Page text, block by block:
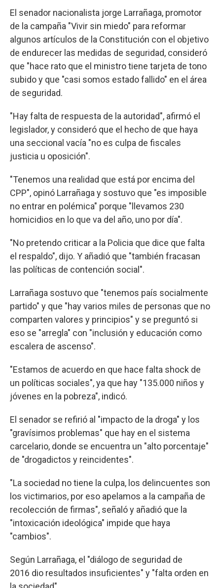
El senador nacionalista jorge Larrañaga, promotor
de la campaña "Vivir sin miedo" para reformar
algunos artículos de la Constitución con el objetivo
de endurecer las medidas de seguridad, consideró
que "hace rato que el ministro tiene tarjeta de tono
subido y que "casi somos estado fallido" en el área
de seguridad.
"Hay falta de respuesta de la autoridad", afirmó el
legislador, y consideró que el hecho de que haya
una seccional vacía "no es culpa de fiscales
justicia u oposición".
"Tenemos una realidad que está por encima del
CPP", opinó Larrañaga y sostuvo que "es imposible
no entrar en polémica" porque "llevamos 230
homicidios en lo que va del año, uno por día".
"No pretendo criticar a la Policia que dice que falta
el respaldo", dijo. Y añadió que "también fracasan
las políticas de contención social".
Larrañaga sostuvo que "tenemos país socialmente
partido" y que "hay varios miles de personas que no
comparten valores y principios" y se preguntó si
eso se "arregla" con "inclusión y educación como
escalera de ascenso".
"Estamos de acuerdo en que hace falta shock de
un políticas sociales", ya que hay "135.000 niños y
jóvenes en la pobreza", indicó.
El senador se refirió al "impacto de la droga" y los
"gravísimos problemas" que hay en el sistema
carcelario, donde se encuentra un "alto porcentaje"
de "drogadictos y reincidentes".
"La sociedad no tiene la culpa, los delincuentes son
los victimarios, por eso apelamos a la campaña de
recolección de firmas", señaló y añadió que la
"intoxicación ideológica" impide que haya
"cambios".
Según Larrañaga, el "diálogo de seguridad de
2016 dio resultados insuficientes" y "falta orden en